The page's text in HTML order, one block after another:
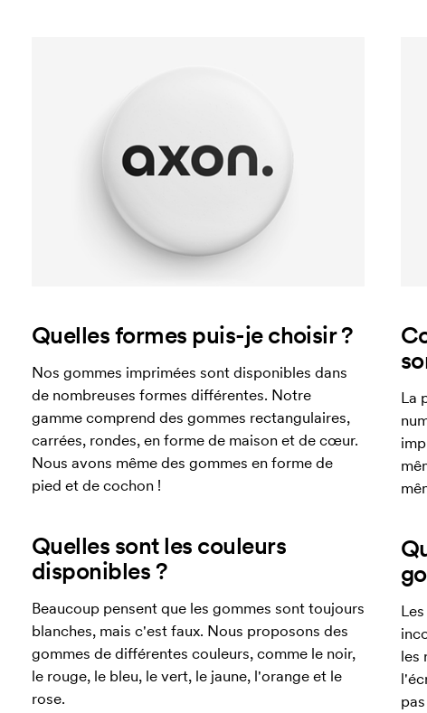
Quelles formes puis-je choisir ?
Nos gommes imprimées sont disponibles dans
de nombreuses formes différentes. Notre
gamme comprend des gommes rectangulaires,
carrées, rondes, en forme de maison et de cœur.
Nous avons même des gommes en forme de
pied et de cochon !
Quelles sont les couleurs
disponibles ?
Beaucoup pensent que les gommes sont toujours
blanches, mais c'est faux. Nous proposons des
gommes de différentes couleurs, comme le noir,
le rouge, le bleu, le vert, le jaune, l'orange et le
rose.
La
les